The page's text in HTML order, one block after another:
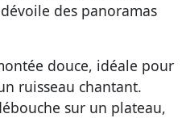
des panoramas
douce, idéale pour
ruisseau chantant.
sur un plateau,